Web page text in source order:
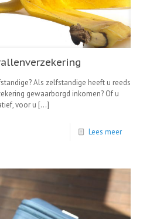
Als zelfstandige heeft u reeds
gewaarborgd inkomen? Of u
voor u […]
Lees meer